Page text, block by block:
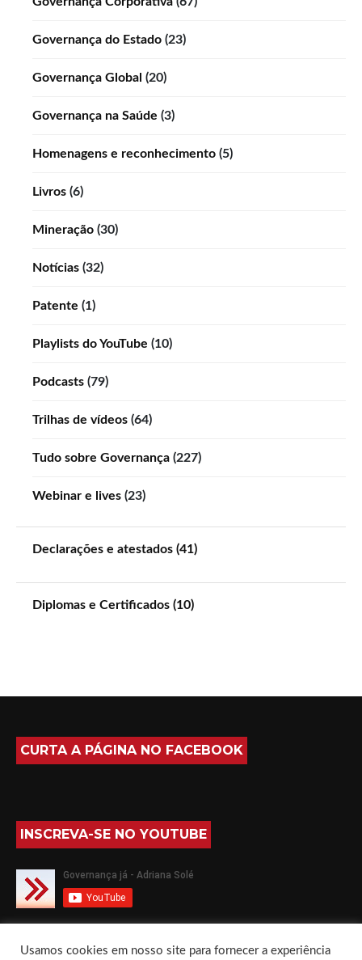
Governança do Estado (23)
Governança Global (20)
Governança na Saúde (3)
Homenagens e reconhecimento (5)
Livros (6)
Mineração (30)
Notícias (32)
Patente (1)
Playlists do YouTube (10)
Podcasts (79)
Trilhas de vídeos (64)
Tudo sobre Governança (227)
Webinar e lives (23)
Declarações e atestados (41)
Diplomas e Certificados (10)
CURTA A PÁGINA NO FACEBOOK
INSCREVA-SE NO YOUTUBE
SIGA-ME NO TWITTER
Usamos cookies em nosso site para fornecer a experiência